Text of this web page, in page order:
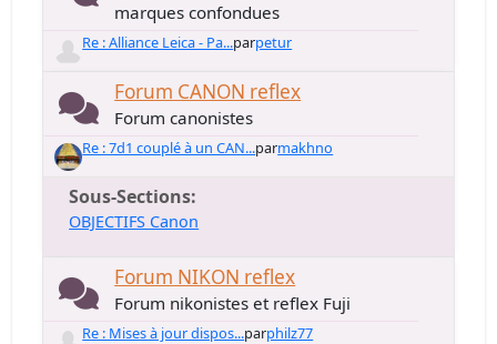
marques confondues
Re : Alliance Leica - Pa...parpetur
Forum CANON reflex
Forum canonistes
Re : 7d1 couplé à un CAN...parmakhno
Sous-Sections
OBJECTIFS Canon
Forum NIKON reflex
Forum nikonistes et reflex Fuji
Re : Mises à jour dispos...parphilz77